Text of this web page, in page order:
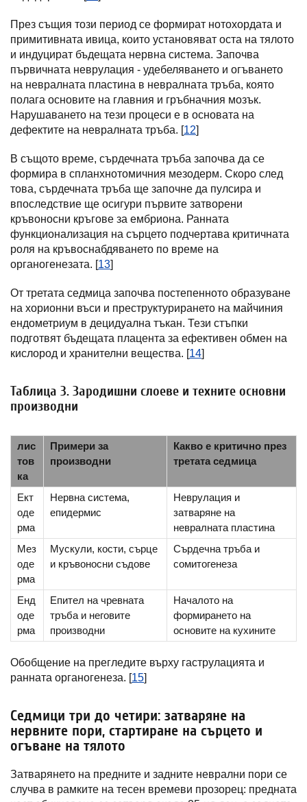
През същия този период се формират нотохордата и
примитивната ивица, които установяват оста на тялото
и индуцират бъдещата нервна система. Започва
първичната неврулация - удебеляването и огъването
на невралната пластина в невралната тръба, която
полага основите на главния и гръбначния мозък.
Нарушаването на тези процеси е в основата на
дефектите на невралната тръба. [12]
В същото време, сърдечната тръба започва да се
формира в спланхнотомичния мезодерм. Скоро след
това, сърдечната тръба ще започне да пулсира и
впоследствие ще осигури първите затворени
кръвоносни кръгове за ембриона. Ранната
функционализация на сърцето подчертава критичната
роля на кръвоснабдяването по време на
органогенезата. [13]
От третата седмица започва постепенното образуване
на хорионни въси и преструктурирането на майчиния
ендометриум в децидуална тъкан. Тези стъпки
подготвят бъдещата плацента за ефективен обмен на
кислород и хранителни вещества. [14]
Таблица 3. Зародишни слоеве и техните основни
производни
лис
тов
ка
Примери за
производни
Какво е критично през
третата седмица
Ект
оде
рма
Нервна система,
епидермис
Неврулация и
затваряне на
невралната пластина
Мез
оде
рма
Мускули, кости, сърце
и кръвоносни съдове
Сърдечна тръба и
сомитогенеза
Енд
оде
рма
Епител на чревната
тръба и неговите
производни
Началото на
формирането на
основите на кухините
Обобщение на прегледите върху гаструлацията и
ранната органогенеза. [15]
Седмици три до четири: затваряне на
нервните пори, стартиране на сърцето и
огъване на тялото
Затварянето на предните и задните неврални пори се
случва в рамките на тесен времеви прозорец: предната